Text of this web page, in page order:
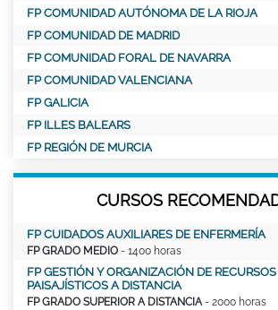
FP COMUNIDAD AUTÓNOMA DE LA RIOJA
FP COMUNIDAD DE MADRID
FP COMUNIDAD FORAL DE NAVARRA
FP COMUNIDAD VALENCIANA
FP GALICIA
FP ILLES BALEARS
FP REGIÓN DE MURCIA
CURSOS
FP CUIDADOS AUXILIARES DE ENFERMERÍA
FP GRADO MEDIO - 1400 horas
FP GESTIÓN Y ORGANIZACIÓN DE
PAISAJÍSTICOS A DISTANCIA
FP GRADO SUPERIOR A DISTANCIA- 2000 horas